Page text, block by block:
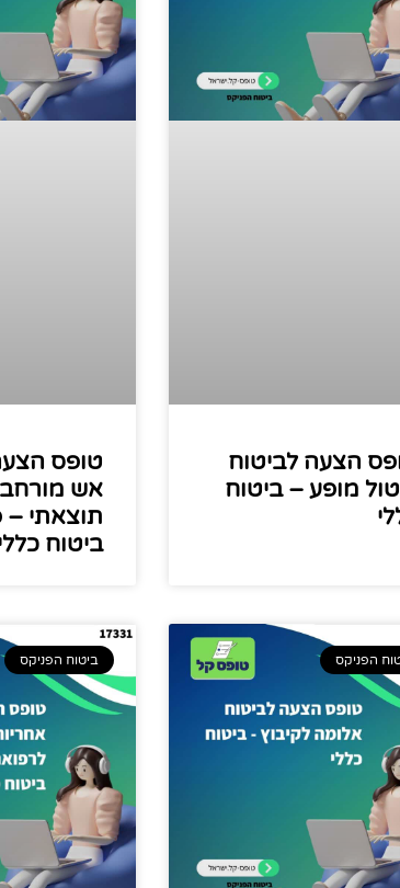
הצעה לביטוח
מופע – ביטוח
טופס
אש מורחב
תוצאתי –
ביטוח
הפניקס ביטוח הפניקס